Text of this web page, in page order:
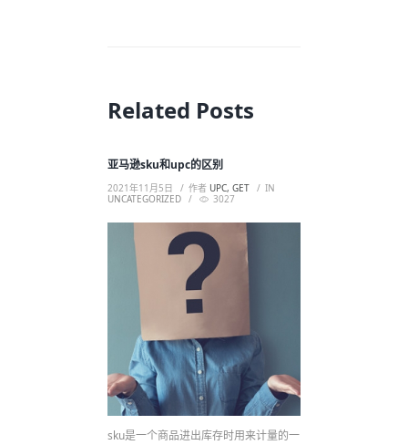
Related Posts
亚马逊sku和upc的区别
2021年11月5日 作者 UPC, GET
IN
UNCATEGORIZED
3027
sku是一个商品进出库存时用来计量的一